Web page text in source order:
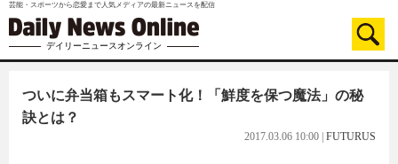
芸能・スポーツから恋愛まで人気メディアの最新ニュースを配信
デイリーニュースオンライン
ついに弁当箱もスマート化！「鮮度を保つ魔法」の秘
訣とは？
2017.03.06 10:00 FUTURUS